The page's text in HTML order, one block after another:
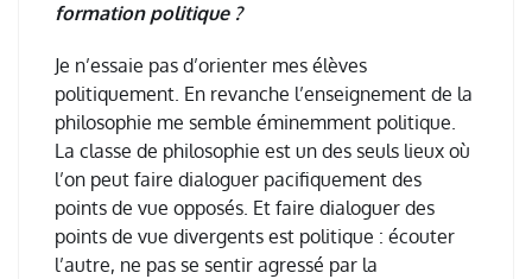
formation politique ?
Je n’essaie pas d’orienter mes élèves
politiquement. En revanche l’enseignement de la
philosophie me semble éminemment politique.
La classe de philosophie est un des seuls lieux où
l’on peut faire dialoguer pacifiquement des
points de vue opposés. Et faire dialoguer des
points de vue divergents est politique : écouter
l’autre, ne pas se sentir agressé par la